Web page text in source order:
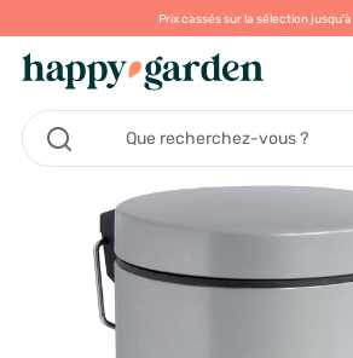
Prix cassés sur la sélection